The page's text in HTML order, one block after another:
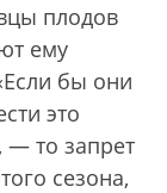
плодов
ему
бы они
это
то запрет
сезона,